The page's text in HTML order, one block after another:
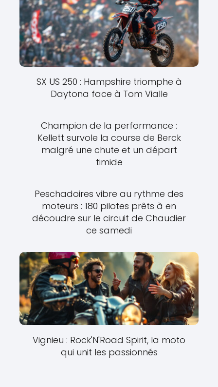
SX US 250 : Hampshire triomphe à
Daytona face à Tom Vialle
Champion de la performance :
Kellett survole la course de Berck
malgré une chute et un départ
timide
Peschadoires vibre au rythme des
moteurs : 180 pilotes prêts à en
découdre sur le circuit de Chaudier
ce samedi
Vignieu : Rock'N'Road Spirit, la moto
qui unit les passionnés